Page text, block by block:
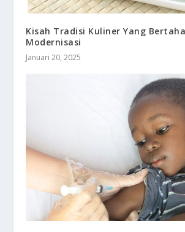
Kisah Tradisi Kuliner Yang
Modernisasi
Januari 20, 2025